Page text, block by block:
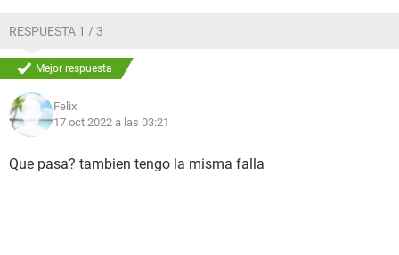
RESPUESTA 1 / 3
Mejor respuesta
Felix
17 oct 2022 a las 03:21
Que pasa? tambien tengo la misma falla